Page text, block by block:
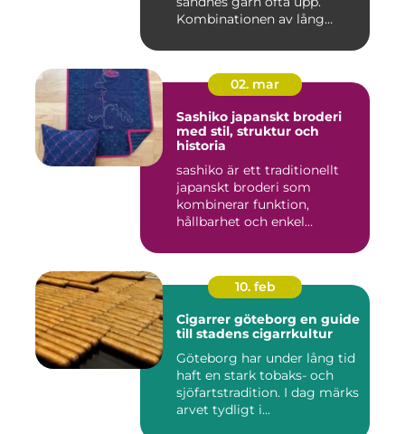
Kombinationen av lång
02. mar
Sashiko japanskt broderi
med stil, struktur och
historia
sashiko är ett traditionellt
japanskt broderi som
kombinerar funktion,
hållbarhet och enkel
10. feb
Cigarrer göteborg en guide
till stadens cigarrkultur
Göteborg har under lång tid
haft en stark tobaks- och
sjöfartstradition. I dag märks
arvet tydligt i...